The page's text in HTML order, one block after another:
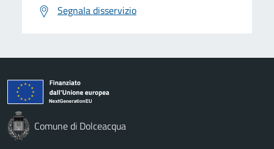
Segnala disservizio
Comune di Dolceacqua